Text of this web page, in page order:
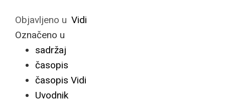
Objavljeno u Vidi
Označeno u
sadržaj
časopis
časopis Vidi
Uvodnik